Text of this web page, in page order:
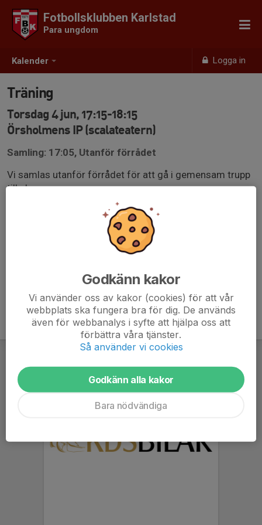
Kalender Logga in
Fotbollsklubben Karlstad
Para ungdom
Träning
Torsdag 4 jun, 17:15-18:15
Örsholmens IP (scalateatern)
Samling: 17:05, Utanför förrådet
Vi samlas utanför förrådet för att gå i gemensam trupp
till planen
Godkänn kakor
Vi använder oss av kakor (cookies) för att vår
webbplats ska fungera bra för dig. De används
även för webbanalys i syfte att hjälpa oss att
förbättra våra tjänster.
Så använder vi cookies
Godkänn alla kakor
Bara nödvändiga